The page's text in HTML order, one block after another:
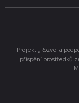
Projekt „Rozvoj a
přispění prostředků